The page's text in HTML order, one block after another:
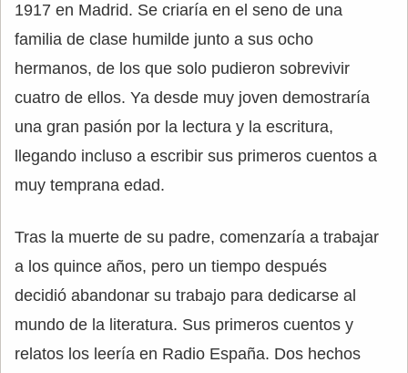
1917 en Madrid. Se criaría en el seno de una
familia de clase humilde junto a sus ocho
hermanos, de los que solo pudieron sobrevivir
cuatro de ellos. Ya desde muy joven demostraría
una gran pasión por la lectura y la escritura,
llegando incluso a escribir sus primeros cuentos a
muy temprana edad.
Tras la muerte de su padre, comenzaría a trabajar
a los quince años, pero un tiempo después
decidió abandonar su trabajo para dedicarse al
mundo de la literatura. Sus primeros cuentos y
relatos los leería en Radio España. Dos hechos